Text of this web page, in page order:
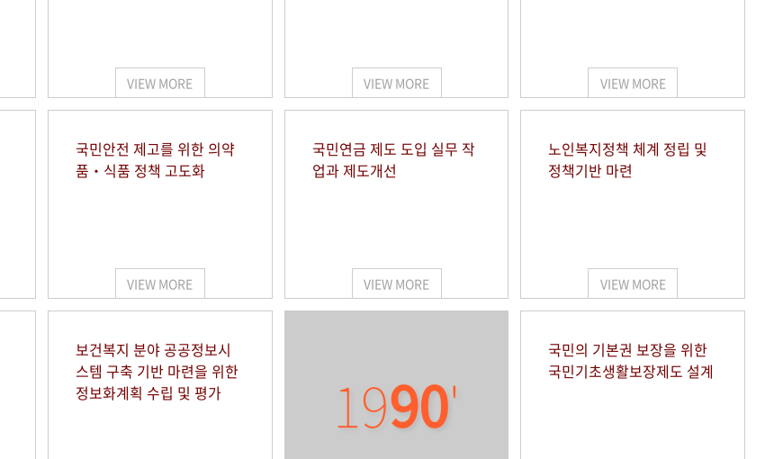
VIEW MORE VIEW MORE VIEW MORE
국민안전 제고를 위한 의약
품‧식품 정책 고도화
VIEW MORE
국민연금 제도 도입 실무 작
업과 제도개선
VIEW MORE
노인복지정책 체계 정립 및
정책기반 마련
VIEW MORE
보건복지 분야 공공정보시
스템 구축 기반 마련을 위한
정보화계획 수립 및 평가
1990'
국민의 기본권 보장을 위한
국민기초생활보장제도 설계